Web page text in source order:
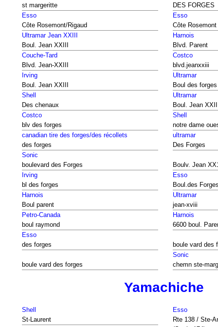
st margeritte
DES FORGES
Esso
Côte Rosemont/Rigaud
Esso
Côte
Ultramar Jean XXIII
Boul. Jean XXIII
Harnois
Blvd. Parent
Couche-Tard
Blvd. Jean-XXIII
Costco
blvd.jeanxxiii
Irving
Boul. Jean XXIII
Ultramar
Boul des forges
Shell
Des chenaux
Ultramar
Boul. Jean
Costco
blv des forges
Shell
notre dame
canadian tire des forges/des récollets
des forges
ultramar
Des Forges
Sonic
boulevard des Forges
Boulv. Jean
Irving
bl des forges
Esso
Boul.des
Harnois
Boul parent
Ultramar
jean-xviii
Petro-Canada
boul raymond
Harnois
6600 boul.
Esso
des forges
boule vard des
boule vard des forges
Sonic
chemn ste-
Yamachiche
Shell
St-Laurent
Esso
Rte 138 / Ste-